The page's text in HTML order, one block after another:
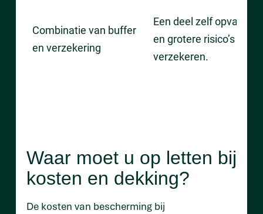
Combinatie van buffer
en verzekering
Een deel zelf opvangen
en grotere risico’s
verzekeren.
Waar moet u op letten bij
kosten en dekking?
De kosten van bescherming bij